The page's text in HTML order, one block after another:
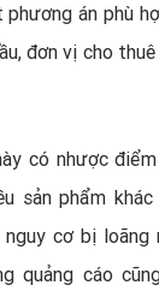
án phù
đơn vị cho
có nhược
sản phẩm
cơ bị loãng
quảng cáo